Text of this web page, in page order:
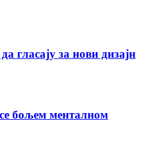
гласају за нови дизајн
бољем менталном